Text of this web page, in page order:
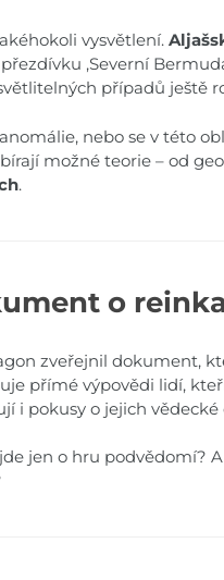
vysvětlení.
,Severní
případů ještě
nebo se v této
možné teorie – od
.
o
zveřejnil dokument,
přímé výpovědi lidí,
i pokusy o jejich vědecké
jen o hru podvědomí?